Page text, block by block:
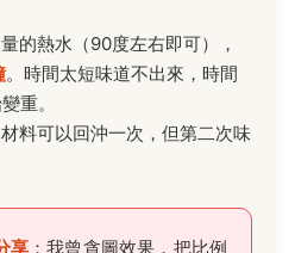
的熱水（90度左右即可），
。時間太短味道不出來，時間
重。
料可以回沖一次，但第二次味
享 ：我曾貪圖效果，把比例